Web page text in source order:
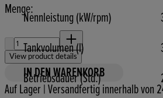
Nennleistung (kW/rpm)
Tankvolumen (l)
Betriebsdauer (Std.)
Menge:
Menge:
View product details
IN DEN WARENKORB
Auf Lager | Versandfertig innerhalb von